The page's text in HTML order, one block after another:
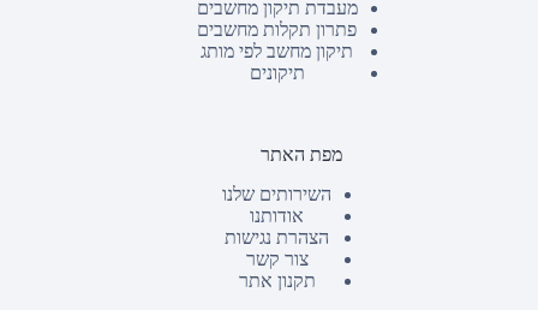
מעבדת תיקון מחשבים
פתרון תקלות מחשבים
תיקון מחשב לפי מותג
תיקונים
מפת האתר
השירותים שלנו
אודותנו
הצהרת נגישות
צור קשר
תקנון אתר